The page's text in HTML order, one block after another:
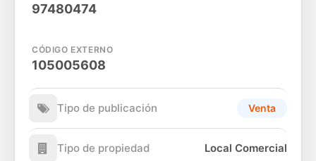
97480474
CÓDIGO EXTERNO
105005608
Tipo de publicación Venta
Tipo de propiedad Local Comercial